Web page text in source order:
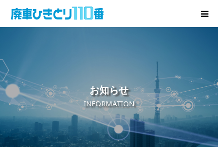
お知らせ
INFORMATION
無料査定
お役立ち情報